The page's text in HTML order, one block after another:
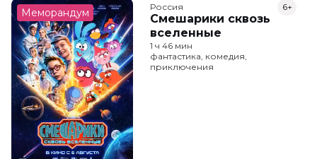
Меморандум Россия
Смешарики сквозь
вселенные
6+
1 ч 46 мин
фантастика, комедия,
приключения